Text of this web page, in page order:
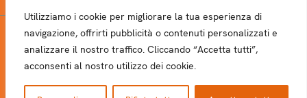
Utilizziamo i cookie per migliorare la tua esperienza di
navigazione, offrirti pubblicità o contenuti personalizzati e
analizzare il nostro traffico. Cliccando “Accetta tutti”,
acconsenti al nostro utilizzo dei cookie.
NEWSLETTER